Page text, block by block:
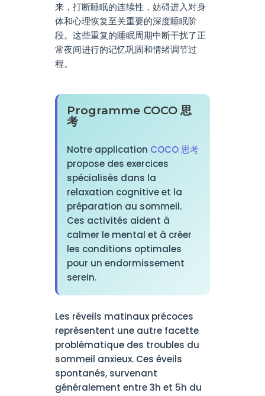
来，打断睡眠的连续性，妨碍进入对身
体和心理恢复至关重要的深度睡眠阶
段。这些重复的睡眠周期中断干扰了正
常夜间进行的记忆巩固和情绪调节过
程。
Programme COCO 思
考
Notre application COCO 思考
propose des exercices
spécialisés dans la
relaxation cognitive et la
préparation au sommeil.
Ces activités aident à
calmer le mental et à créer
les conditions optimales
pour un endormissement
serein.
Les réveils matinaux précoces
représentent une autre facette
problématique des troubles du
sommeil anxieux. Ces éveils
spontanés, survenant
généralement entre 3h et 5h du